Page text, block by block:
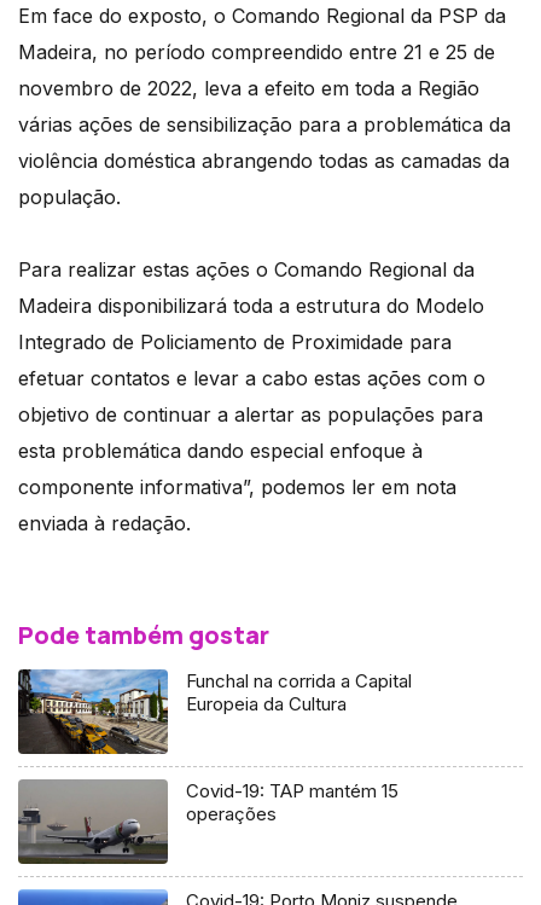
Em face do exposto, o Comando Regional da PSP da
Madeira, no período compreendido entre 21 e 25 de
novembro de 2022, leva a efeito em toda a Região
várias ações de sensibilização para a problemática da
violência doméstica abrangendo todas as camadas da
população.
Para realizar estas ações o Comando Regional da
Madeira disponibilizará toda a estrutura do Modelo
Integrado de Policiamento de Proximidade para
efetuar contatos e levar a cabo estas ações com o
objetivo de continuar a alertar as populações para
esta problemática dando especial enfoque à
componente informativa”, podemos ler em nota
enviada à redação.
Pode também gostar
Funchal na corrida a Capital
Europeia da Cultura
Covid-19: TAP mantém 15
operações